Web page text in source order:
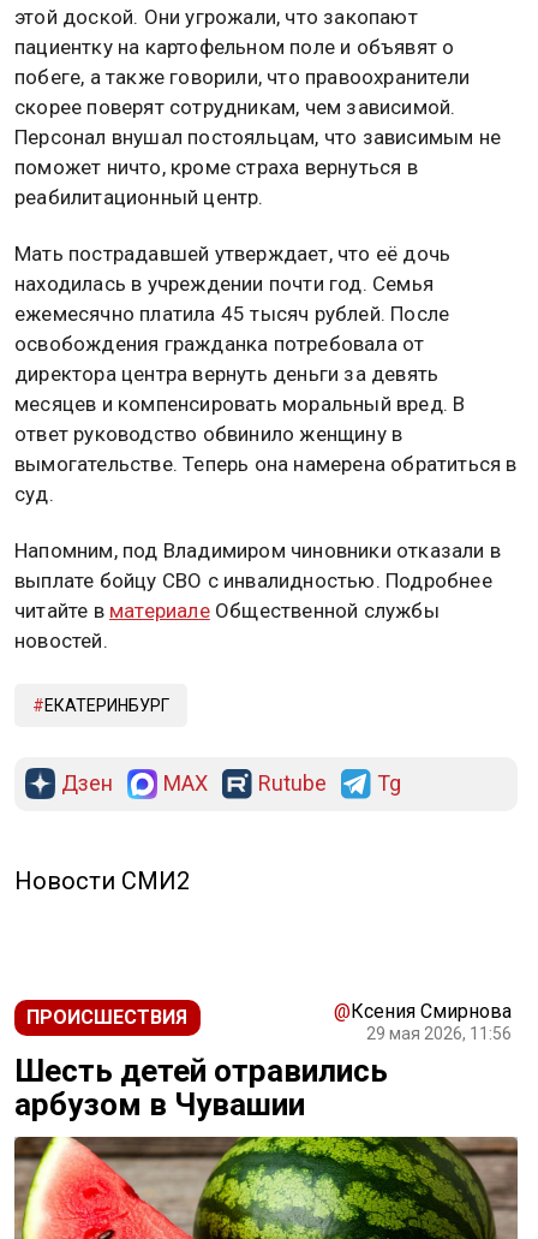
этой доской. Они угрожали, что закопают
пациентку на картофельном поле и объявят о
побеге, а также говорили, что правоохранители
скорее поверят сотрудникам, чем зависимой.
Персонал внушал постояльцам, что зависимым не
поможет ничто, кроме страха вернуться в
реабилитационный центр.
Мать пострадавшей утверждает, что её дочь
находилась в учреждении почти год. Семья
ежемесячно платила 45 тысяч рублей. После
освобождения гражданка потребовала от
директора центра вернуть деньги за девять
месяцев и компенсировать моральный вред. В
ответ руководство обвинило женщину в
вымогательстве. Теперь она намерена обратиться в
суд.
Напомним, под Владимиром чиновники отказали в
выплате бойцу СВО с инвалидностью. Подробнее
читайте в материалеОбщественной службы
новостей.
ЕКАТЕРИНБУРГ
Дзен MAX Rutube Tg
Новости СМИ2
ПРОИСШЕСТВИЯ @Ксения Смирнова
29 мая 2026, 11:56
Шесть детей отравились
арбузом в Чувашии